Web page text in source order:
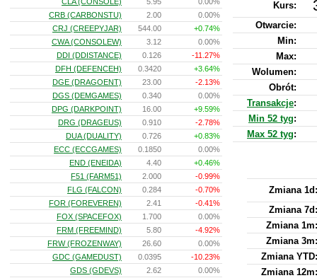
Kurs:
Otwarcie:
Min:
Max:
Wolumen:
Obrót:
Transakcje:
Min 52 tyg:
Max 52 tyg:
Zmiana 1d:
Zmiana 7d:
Zmiana 1m:
Zmiana 3m:
Zmiana YTD:
Zmiana 12m:
CRB (CARBONSTU)
2.00
0.00%
CRJ (CREEPYJAR)
544.00
+0.74%
CWA (CONSOLEW)
3.12
0.00%
DDI (DDISTANCE)
0.126
-11.27%
DFH (DEFENCEH)
0.3420
+3.64%
DGE (DRAGOENT)
23.00
-2.13%
DGS (DEMGAMES)
0.340
0.00%
DPG (DARKPOINT)
16.00
+9.59%
DRG (DRAGEUS)
0.910
-2.78%
DUA (DUALITY)
0.726
+0.83%
ECC (ECCGAMES)
0.1850
0.00%
END (ENEIDA)
4.40
+0.46%
F51 (FARM51)
2.000
-0.99%
FLG (FALCON)
0.284
-0.70%
FOR (FOREVEREN)
2.41
-0.41%
FOX (SPACEFOX)
1.700
0.00%
FRM (FREEMIND)
5.80
-4.92%
FRW (FROZENWAY)
26.60
0.00%
GDC (GAMEDUST)
0.0395
-10.23%
GDS (GDEVS)
2.62
0.00%